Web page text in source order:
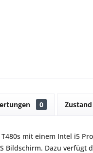
0 Zustand
mit einem Intel i5
Bildschirm. Dazu